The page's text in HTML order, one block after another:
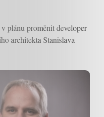
plánu proměnit developer
architekta Stanislava